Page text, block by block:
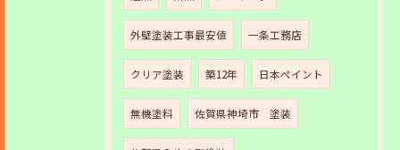
外壁塗装工事最安値 一条工務店
クリア塗装 築12年 日本ペイント
無機塗料 佐賀県神埼市 塗装